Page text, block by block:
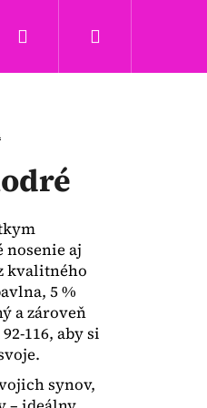
rings Obchodné
Prihlásenie
nosenie aj
kvalitného
5 %
a zároveň
116, aby si
synov,
Nasledujúce